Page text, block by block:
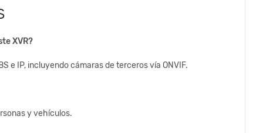
XVR?
e IP, incluyendo cámaras de terceros vía ONVIF.
y vehículos.